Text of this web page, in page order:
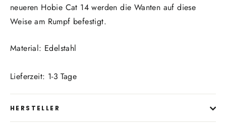
neueren Hobie Cat 14 werden die Wanten auf diese
Weise am Rumpf befestigt.
Material: Edelstahl
Lieferzeit: 1-3 Tage
HERSTELLER